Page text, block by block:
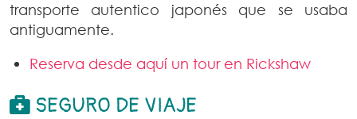
transporte autentico japonés que se usaba
antiguamente.
Reserva desde aquí un tour en Rickshaw
SEGURO DE VIAJE